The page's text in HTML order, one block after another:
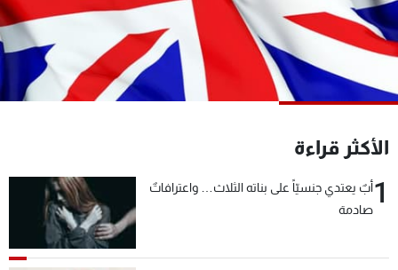
الأكثر قراءة
1أبٌ يعتدي جنسيّاً على بناته الثلاث… واعترافاتٌ
صادمة
البرامج
جدول البرامج
شاهد البرامج
الترددات
عن MTV
الإنـتـاج
لاعلاناتكم
شروط الإسـتخدام
سياسة الخصوصية